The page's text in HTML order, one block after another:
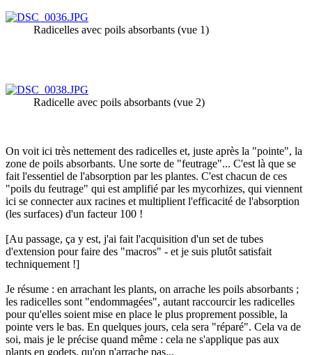
Radicelles avec poils absorbants (vue 1)
Radicelle avec poils absorbants (vue 2)
On voit ici très nettement des radicelles et, juste après la "pointe", la
zone de poils absorbants. Une sorte de "feutrage"... C'est là que se
fait l'essentiel de l'absorption par les plantes. C'est chacun de ces
"poils du feutrage" qui est amplifié par les mycorhizes, qui viennent
ici se connecter aux racines et multiplient l'efficacité de l'absorption
(les surfaces) d'un facteur 100 !
[Au passage, ça y est, j'ai fait l'acquisition d'un set de tubes
d'extension pour faire des "macros" - et je suis plutôt satisfait
techniquement !]
Je résume : en arrachant les plants, on arrache les poils absorbants ;
les radicelles sont "endommagées", autant raccourcir les radicelles
pour qu'elles soient mise en place le plus proprement possible, la
pointe vers le bas. En quelques jours, cela sera "réparé". Cela va de
soi, mais je le précise quand même : cela ne s'applique pas aux
plants en godets, qu'on n'arrache pas...